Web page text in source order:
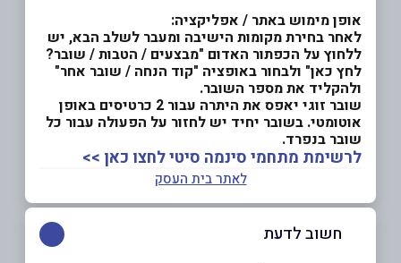
אופן מימוש באתר / אפליקציה:
לאחר בחירת מקומות הישיבה ומעבר לשלב הבא, יש
ללחוץ על הכפתור האדום "מבצעים / הטבות / שובר?
לחץ כאן" ולבחור באופציה "קוד הנחה / שובר אחר"
ולהקליד את מספר השובר.
שובר זוגי יאפס את היתרה עבור 2 כרטיסים באופן
אוטומטי. בשובר יחיד יש לחזור על הפעולה עבור כל
שובר בנפרד.
לרשימת מתחמי סינמה סיטי לחצו כאן >>
לאתר בית העסק
חשוב לדעת